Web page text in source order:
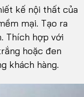
kế nội thất của
mại. Tạo ra
Thích hợp với
hoặc đen
khách hàng.